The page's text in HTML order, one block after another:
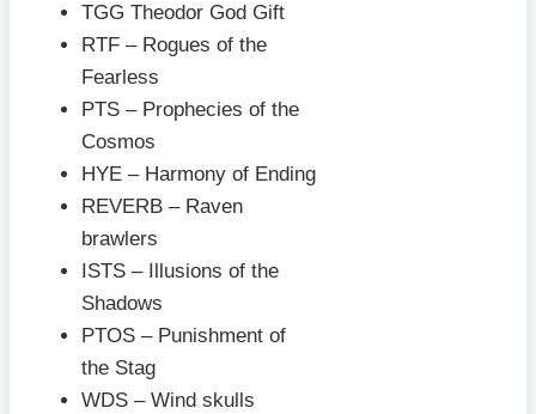
TGG Theodor God Gift
RTF – Rogues of the
Fearless
PTS – Prophecies of the
Cosmos
HYE – Harmony of Ending
REVERB – Raven
brawlers
ISTS – Illusions of the
Shadows
PTOS – Punishment of
the Stag
WDS – Wind skulls